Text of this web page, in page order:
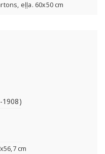
eļļa. 60x50 cm
1908)
cm